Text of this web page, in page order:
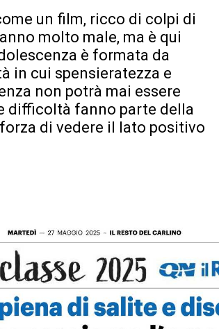
un film, ricco di colpi di
molto male, ma è qui
è formata da
in cui spensieratezza e
non potrà mai essere
difficoltà fanno parte della
di vedere il lato positivo